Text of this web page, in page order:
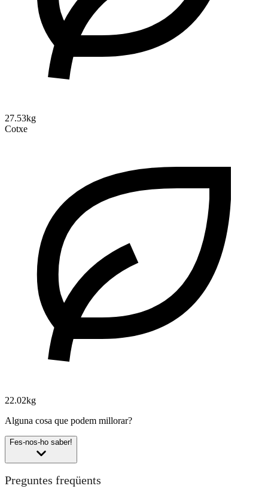
27.53kg
Cotxe
22.02kg
Alguna cosa que podem millorar?
Fes-nos-ho saber!
Preguntes freqüents